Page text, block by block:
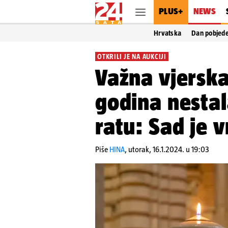
PLUS+ NEWS
Hrvatska Dan
OTKRILI JE NA AUKCIJI
Važna
godina
ratu: Sad je
Piše HINA, utorak, 16.1.2024. u 19:03